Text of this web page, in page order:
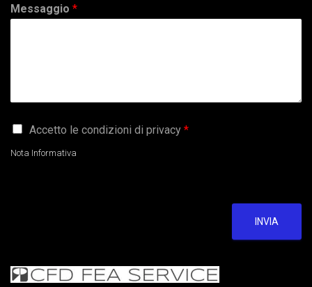
Messaggio *
G
P
e
n
Accetto le condizioni di privacy *
Nota Informativa
INVIA